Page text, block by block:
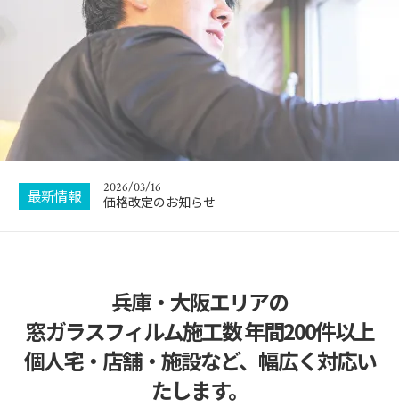
最新情報
集客サイトでトップランクをいただきました！
2026/03/16
価格改定のお知らせ
2025/09/27
ボランティア施工させていただきました
2025/08/03
集客サイトでトップランクをいただきました！
兵庫・大阪エリアの
窓ガラスフィルム施工数 年間200件以上
個人宅・店舗・施設など、幅広く対応い
たします。